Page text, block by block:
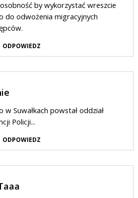
by wykorzystać wreszcie
do odwożenia migracyjnych
ODPOWIEDZ
w Suwałkach powstał oddział
Policji...
ODPOWIEDZ